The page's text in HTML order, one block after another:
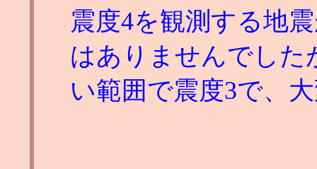
震度4を観測する地
はありませんでした
い範囲で震度3で、